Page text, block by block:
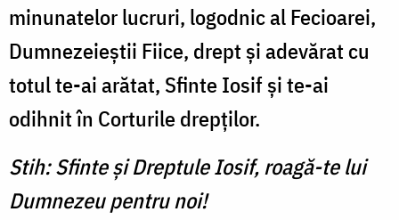
minunatelor lucruri, logodnic al Fecioarei,
Dumnezeieştii Fiice, drept şi adevărat cu
totul te-ai arătat, Sfinte Iosif şi te-ai
odihnit în Cor­turile drepţilor.
Stih: Sfinte şi Dreptule Iosif, roagă-te lui
Dumnezeu pentru noi!